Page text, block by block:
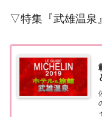
▽特集『武雄温泉